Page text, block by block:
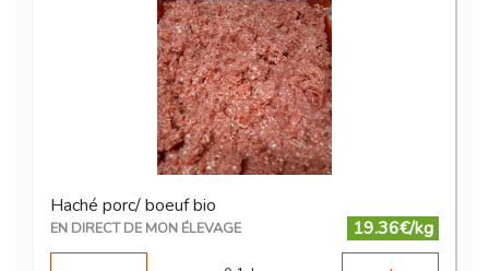
Haché porc/ boeuf bio
EN DIRECT DE MON ÉLEVAGE
19.36€/kg